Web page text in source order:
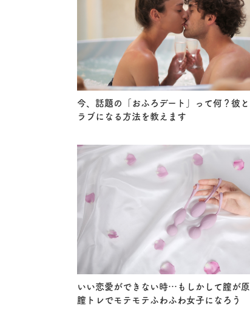
今、話題の「おふろデート」って何？彼
ラブになる方法を教えます
いい恋愛ができない時…もしかして膣が原
膣トレでモテモテふわふわ女子になろう